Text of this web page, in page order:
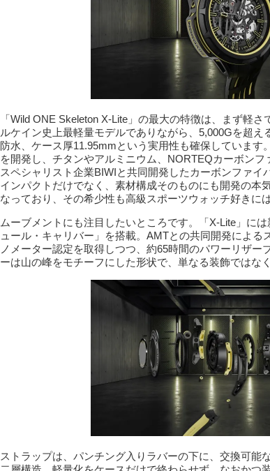
「Wild ONE Skeleton X-Lite」の最大の特徴は、まず軽
ルケイン史上最軽量モデルでありながら、5,000Gを超
防水、ケース厚11.95mmという実用性も確保しています
を開発し、チタンやアルミニウム、NORTEQカーボン
スペシャリスト企業BIWIと共同開発したカーボンファイ
インパクトだけでなく、素材構成そのものにも開発の本
なっており、その希少性も高級スポーツウォッチ好きに
ムーブメントにも注目したいところです。「X-Lite」に
ュール・キャリバー」を搭載。AMTとの共同開発による
ノメーター認定を取得しつつ、約65時間のパワーリザー
ーは山の峰をモチーフにした形状で、単なる装飾ではな
ストラップは、パンチング入りラバーの下に、交換可能